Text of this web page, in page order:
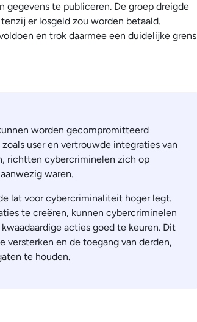
gegevens te publiceren. De groep dreigde
er losgeld zou worden betaald.
en trok daarmee een duidelijke grens
worden gecompromitteerd
user en vertrouwde integraties van
richtten cybercriminelen zich op
waren.
lat voor cybercriminaliteit hoger legt.
te creëren, kunnen cybercriminelen
acties goed te keuren. Dit
versterken en de toegang van derden,
te houden.